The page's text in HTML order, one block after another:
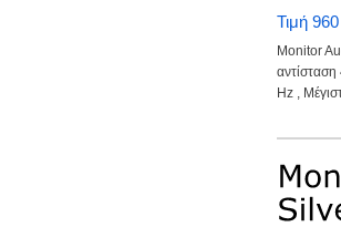
Τιμή
Monitor
Hz ,